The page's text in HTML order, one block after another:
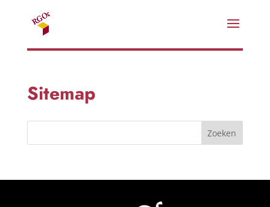
Sitemap